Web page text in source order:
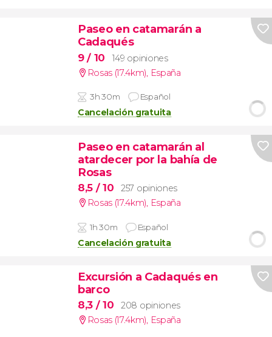
Paseo en catamarán a
Cadaqués
9/ 10
149 opiniones
Rosas (17.4km) España
3h 30m Español
Cancelación gratuita
Paseo en catamarán al
atardecer por la bahía de
Rosas
8,5 / 10
257 opiniones
Rosas (17.4km), España
1h 30m Español
Cancelación gratuita
Excursión a Cadaqués en
barco
8,3 / 10
208 opiniones
Rosas (17.4km), España